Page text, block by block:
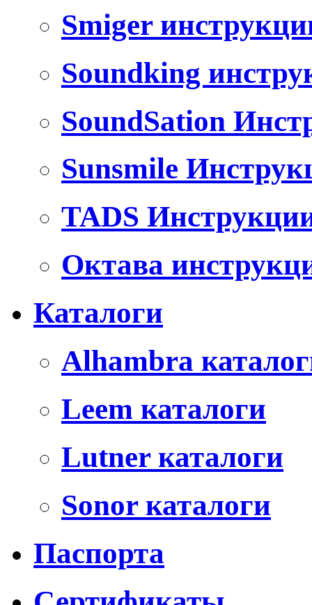
Smiger
Soundking
SoundSation
Sunsmile
TADS
Октава
Каталоги
Alhambra
Leem каталоги
Lutner каталоги
Sonor каталоги
Паспорта